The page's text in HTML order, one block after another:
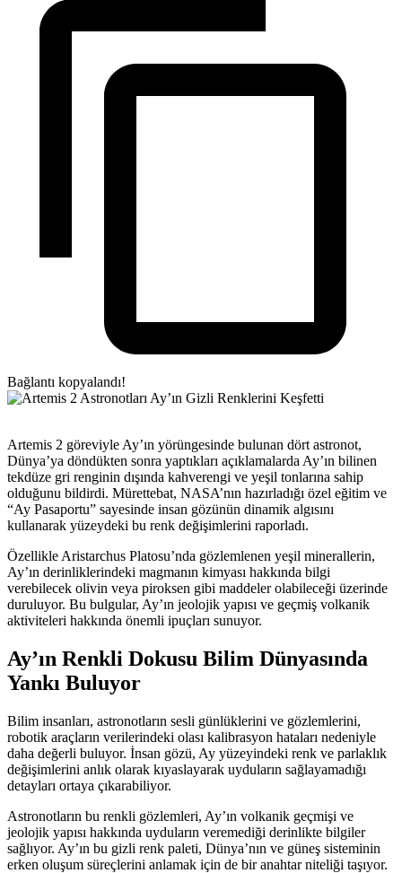
Bağlantı kopyalandı!
Artemis 2 göreviyle Ay’ın yörüngesinde bulunan dört astronot,
Dünya’ya döndükten sonra yaptıkları açıklamalarda Ay’ın bilinen
tekdüze gri renginin dışında kahverengi ve yeşil tonlarına sahip
olduğunu bildirdi. Mürettebat, NASA’nın hazırladığı özel eğitim ve
“Ay Pasaportu” sayesinde insan gözünün dinamik algısını
kullanarak yüzeydeki bu renk değişimlerini raporladı.
Özellikle Aristarchus Platosu’nda gözlemlenen yeşil minerallerin,
Ay’ın derinliklerindeki magmanın kimyası hakkında bilgi
verebilecek olivin veya piroksen gibi maddeler olabileceği üzerinde
duruluyor. Bu bulgular, Ay’ın jeolojik yapısı ve geçmiş volkanik
aktiviteleri hakkında önemli ipuçları sunuyor.
Ay’ın Renkli Dokusu Bilim Dünyasında
Yankı Buluyor
Bilim insanları, astronotların sesli günlüklerini ve gözlemlerini,
robotik araçların verilerindeki olası kalibrasyon hataları nedeniyle
daha değerli buluyor. İnsan gözü, Ay yüzeyindeki renk ve parlaklık
değişimlerini anlık olarak kıyaslayarak uyduların sağlayamadığı
detayları ortaya çıkarabiliyor.
Astronotların bu renkli gözlemleri, Ay’ın volkanik geçmişi ve
jeolojik yapısı hakkında uyduların veremediği derinlikte bilgiler
sağlıyor. Ay’ın bu gizli renk paleti, Dünya’nın ve güneş sisteminin
erken oluşum süreçlerini anlamak için de bir anahtar niteliği taşıyor.